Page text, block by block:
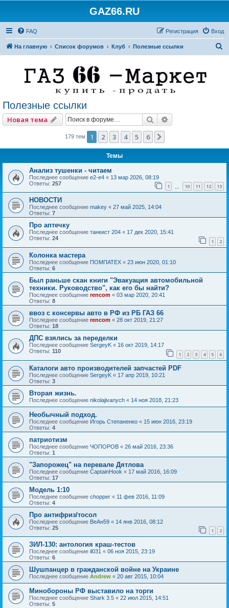
GAZ66.RU
FAQ Вход
Регистрация
На главную Список форумов Клуб Полезные ссылки
Полезные ссылки
Новая тема Поиск
179 тем 1 2 3 4 5 6
Темы
Анализ тушенки - читаем
Последнее сообщение e2-e4 « 13 мар 2026, 08:19
Ответы: 257 1 10 11 12 13
НОВОСТИ
Последнее сообщение makey « 27 май 2025, 14:04
Ответы: 7
Про аптечку
Последнее сообщение танкист 204 « 17 дек 2020, 15:41
Ответы: 24 1 2
Колонка мастера
Последнее сообщение ПОМПАТЕХ « 23 июн 2020, 01:10
Ответы: 6
Был раньше скан книги "Эвакуация автомобильной
техники. Руководство", как его бы найти?
Последнее сообщение rencom « 03 мар 2020, 20:41
Ответы: 8
ввоз с консервы авто в РФ из РБ ГАЗ 66
Последнее сообщение rencom « 28 окт 2019, 21:27
Ответы: 18
ДПС взялись за переделки
Последнее сообщение SergeyK « 16 окт 2019, 14:17
Ответы: 110 1 2 3 4 5 6
Каталоги авто производителей запчастей PDF
Последнее сообщение SergeyK « 17 апр 2019, 10:21
Ответы: 3
Вторая жизнь.
Последнее сообщение nikolajivanych « 14 ноя 2018, 21:23
Необычный подход.
Последнее сообщение Игорь Степаненко « 15 июн 2016, 23:19
Ответы: 4
патриотизм
Последнее сообщение ЧОПОРОВ « 26 май 2016, 23:36
Ответы: 1
"Запорожец" на перевале Дятлова
Последнее сообщение CaptainHook « 17 май 2016, 16:09
Ответы: 17
Модель 1:10
Последнее сообщение chopper « 11 фев 2016, 11:09
Ответы: 4
Про антифриз/тосол
Последнее сообщение ВеАн59 « 14 янв 2016, 08:12
Ответы: 25 1 2
ЗИЛ-130: антология краш-тестов
Последнее сообщение il031 « 06 ноя 2015, 23:19
Ответы: 6
Шушпанцер в гражданской войне на Украине
Последнее сообщение Andrew « 20 авг 2015, 10:04
Минобороны РФ выставило на торги
Последнее сообщение Shark 3.5 « 22 июл 2015, 14:51
Ответы: 5